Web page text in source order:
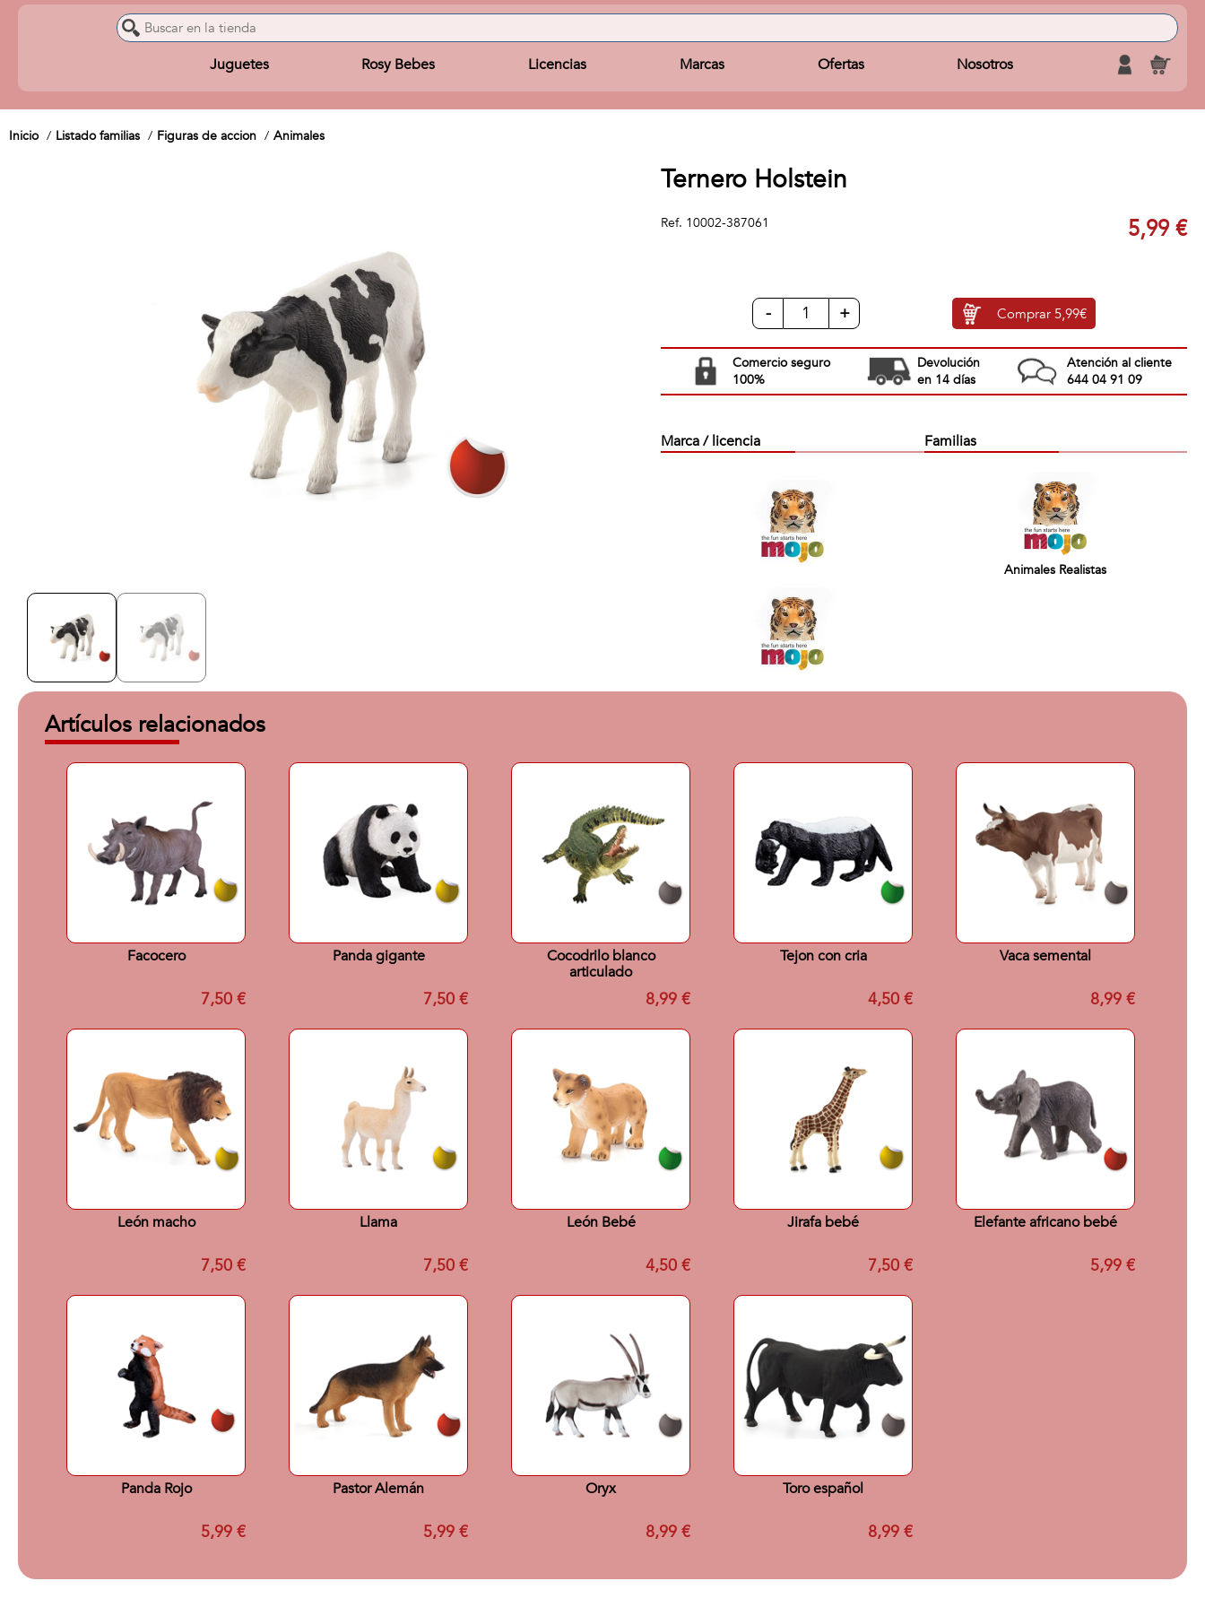
Juguetes Rosy Bebes Licencias Marcas Ofertas Nosotros
Inicio Listado familias Figuras de accion Animales
Ternero Holstein
Ref. 10002-387061 5,99 €
- + Comprar 5,99€
Comercio seguro
100%
Devolución
en 14 días
Atención al cliente
644 04 91 09
Marca / licencia Familias
Animales Realistas
Artículos relacionados
Facocero
7,50 €
Panda gigante
7,50 €
Cocodrilo blanco
articulado
8,99 €
Tejon con cria
4,50 €
Vaca semental
8,99 €
León macho
7,50 €
Llama
7,50 €
León Bebé
4,50 €
Jirafa bebé
7,50 €
Elefante africano bebé
5,99 €
Panda Rojo
5,99 €
Pastor Alemán
5,99 €
Oryx
8,99 €
Toro español
8,99 €